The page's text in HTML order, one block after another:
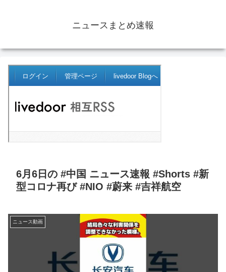
ニュースまとめ速報
6月6日の #中国 ニュース速報 #Shorts #新
型コロナ再び #NIO #蔚来 #吉祥航空
ニュース動画